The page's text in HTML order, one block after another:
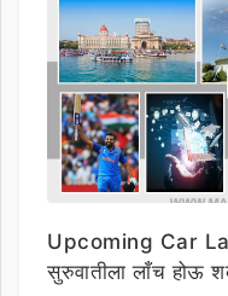
Upcoming Car
सुरुवातीला लाँच होऊ